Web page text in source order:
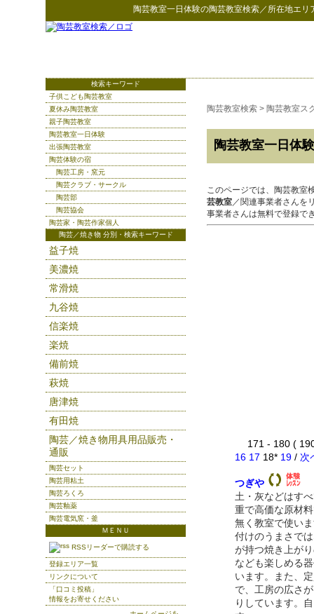
陶芸教室一日体験の陶芸教室検索／所在地エリ
陶芸教室検索 > 陶芸教室ス
陶芸教室一日体験
このページでは、陶芸教室
芸教室／関連事業者さんを
事業者さんは無料で登録で
171 - 180 (
16 17 18* 19 / 次
つぎや
土・灰などはす
重で高価な原材
無く教室で使い
付けのうまさで
が持つ焼き上が
なども楽しめる
います。また、
で、工房の広さ
りしています。
検索キーワード
子供こども陶芸教室
夏休み陶芸教室
親子陶芸教室
陶芸教室一日体験
出張陶芸教室
陶芸体験の宿
陶芸工房・窯元
陶芸クラブ・サークル
陶芸部
陶芸協会
陶芸家・陶芸作家個人
陶芸／焼き物 分別・検索キーワード
益子焼
美濃焼
常滑焼
九谷焼
信楽焼
楽焼
備前焼
萩焼
唐津焼
有田焼
陶芸／焼き物用具用品販売・
通販
陶芸セット
陶芸用粘土
陶芸ろくろ
陶芸釉薬
陶芸電気窯・釜
ＭＥＮＵ
RSSリーダーで購読する
登録エリア一覧
リンクについて
「口コミ投稿」
情報をお寄せください